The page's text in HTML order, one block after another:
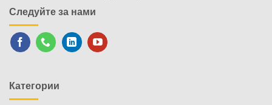
Следуйте за нами
Категории